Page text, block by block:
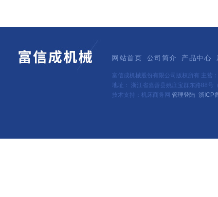
网站首页 公司简介 产品中心
富信成机械股份有限公司版权所有 主营：
地址： 浙江省嘉善县姚庄宝群东路88号
技术支持：机床商务网 管理登陆 浙ICP